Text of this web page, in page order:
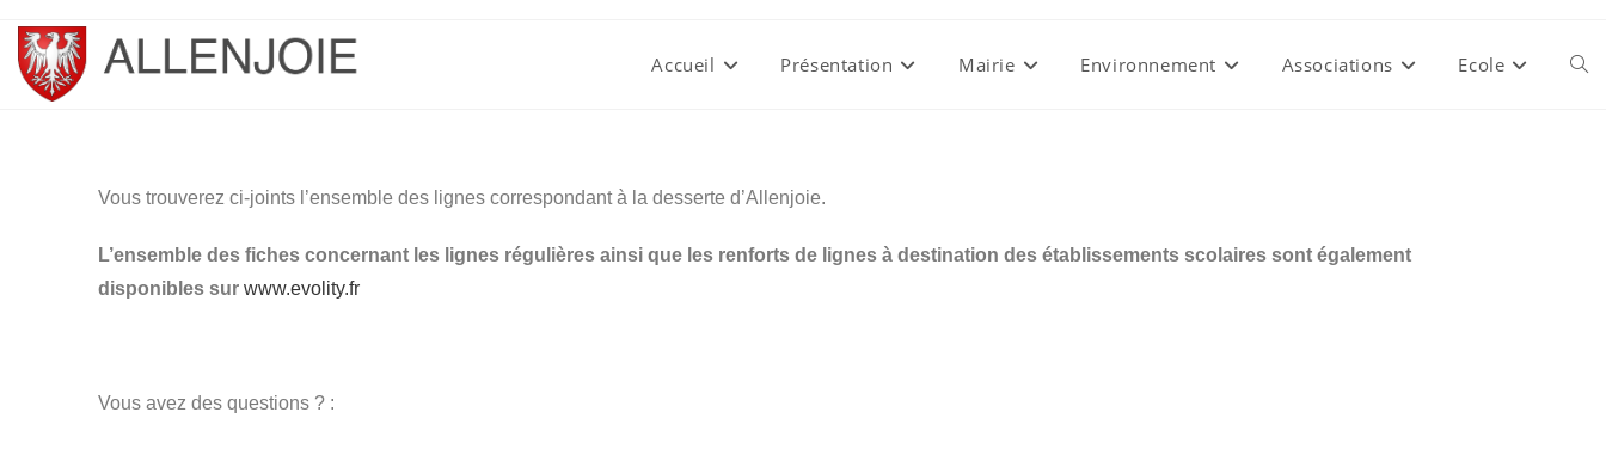
Accueil Présentation Mairie Environnement Associations Ecole
Vous trouverez ci-joints l’ensemble des lignes correspondant à la desserte d’Allenjoie.
L’ensemble des fiches concernant les lignes régulières ainsi que les renforts de lignes à destination des établissements scolaires sont également
disponibles sur www.evolity.fr
Vous avez des questions ? :